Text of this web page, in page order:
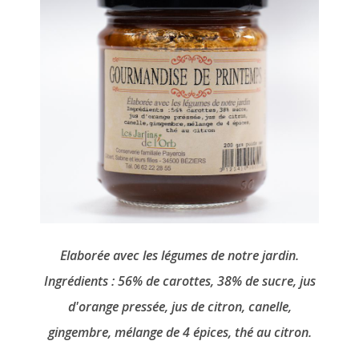
Elaborée avec les légumes de notre jardin.
Ingrédients : 56% de carottes, 38% de sucre, jus
d'orange pressée, jus de citron, canelle,
gingembre, mélange de 4 épices, thé au citron.